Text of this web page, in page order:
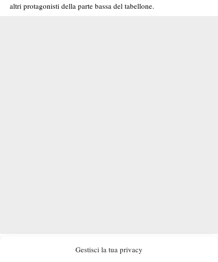
Gestisci la tua privacy
altri protagonisti della parte bassa del tabellone.
agli altri, quindi tornerà subito in campo contro l’olandese Tallon